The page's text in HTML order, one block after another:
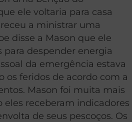
ele voltaria para casa
a ministrar uma
disse a Mason que ele
para despender energia
da emergência estava
os feridos de acordo com a
Mason foi muita mais
eles receberam indicadores
de seus pescoços. Os